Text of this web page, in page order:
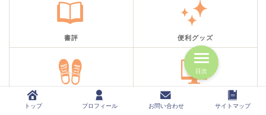
書評 便利グッズ
トップ プロフィール お問い合わせ サイトマップ
目次